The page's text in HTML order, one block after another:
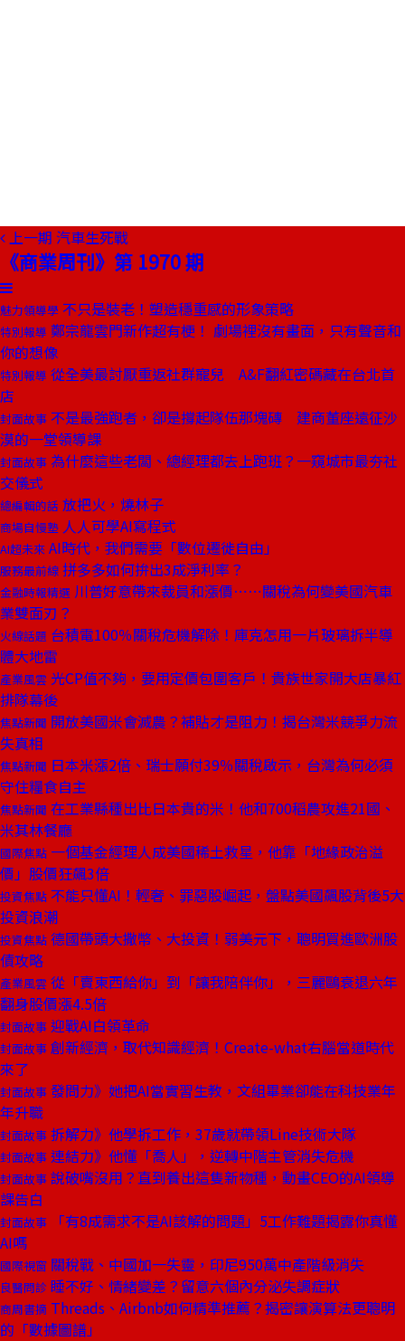
上一期 汽車生死戰
《商業周刊》第 1970 期
魅力領導學 不只是裝老！塑造穩重感的形象策略
特別報導 鄭宗龍雲門新作超有梗！ 劇場裡沒有畫面，只有聲音和
你的想像
特別報導 從全美最討厭重返社群寵兒 A&F翻紅密碼藏在台北首
店
封面故事 不是最強跑者，卻是撐起隊伍那塊磚 建商董座遠征沙
漠的一堂領導課
封面故事 為什麼這些老闆、總經理都去上跑班？一窺城市最夯社
交儀式
總編輯的話 放把火，燒林子
商場自慢塾 人人可學AI寫程式
AI超未來 AI時代，我們需要「數位遷徙自由」
服務最前線 拼多多如何拚出3成淨利率？
金融時報精選 川普好意帶來裁員和漲價⋯⋯關稅為何變美國汽車
業雙面刃？
火線話題 台積電100％關稅危機解除！庫克怎用一片玻璃拆半導
體大地雷
產業風雲 光CP值不夠，要用定價包圍客戶！貴族世家開大店暴紅
排隊幕後
焦點新聞 開放美國米會滅農？補貼才是阻力！揭台灣米競爭力流
失真相
焦點新聞 日本米漲2倍、瑞士願付39％關稅啟示，台灣為何必須
守住糧食自主
焦點新聞 在工業縣種出比日本貴的米！他和700稻農攻進21國、
米其林餐廳
國際焦點 一個基金經理人成美國稀土救星，他靠「地緣政治溢
價」股價狂飆3倍
投資焦點 不能只懂AI！輕奢、罪惡股崛起，盤點美國飆股背後5大
投資浪潮
投資焦點 德國帶頭大撒幣、大投資！弱美元下，聰明買進歐洲股
債攻略
產業風雲 從「賣東西給你」到「讓我陪伴你」，三麗鷗衰退六年
翻身股價漲4.5倍
封面故事 迎戰AI白領革命
封面故事 創新經濟，取代知識經濟！Create-what右腦當道時代
來了
封面故事 發問力》她把AI當實習生教，文組畢業卻能在科技業年
年升職
封面故事 拆解力》他學拆工作，37歲就帶領Line技術大隊
封面故事 連結力》他懂「喬人」，逆轉中階主管消失危機
封面故事 說破嘴沒用？直到養出這隻新物種，動畫CEO的AI領導
課告白
封面故事
「有8成需求不是AI該解的問題」5工作難題揭露你真懂
AI嗎
國際視窗 關稅戰、中國加一失靈，印尼950萬中產階級消失
良醫問診 睡不好、情緒變差？留意六個內分泌失調症狀
商周書摘 Threads、Airbnb如何精準推薦？揭密讓演算法更聰明
的「數據圖譜」